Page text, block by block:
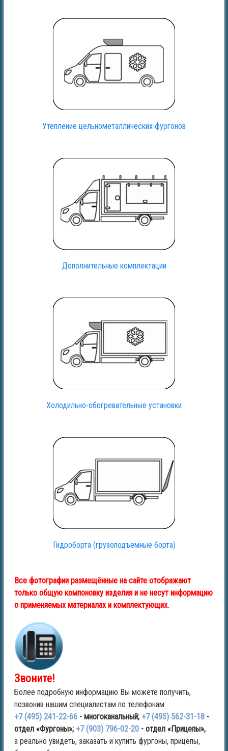
Утепление цельнометаллических фургонов
Дополнительные комплектации
Холодильно-обогревательные установки
Гидроборта (грузоподъемные борта)
Все фотографии размещённые на сайте отображают
только общую компоновку изделия и не несут информацию
о применяемых материалах и комплектующих.
Звоните!
Более подробную информацию Вы можете получить,
позвонив нашим специалистам по телефонам:
+7 (495) 241-22-66 - многоканальный; +7 (495) 562-31-18 -
отдел «Фургоны»; +7 (903) 796-02-20 - отдел «Прицепы»,
а реально увидеть, заказать и купить фургоны, прицепы,